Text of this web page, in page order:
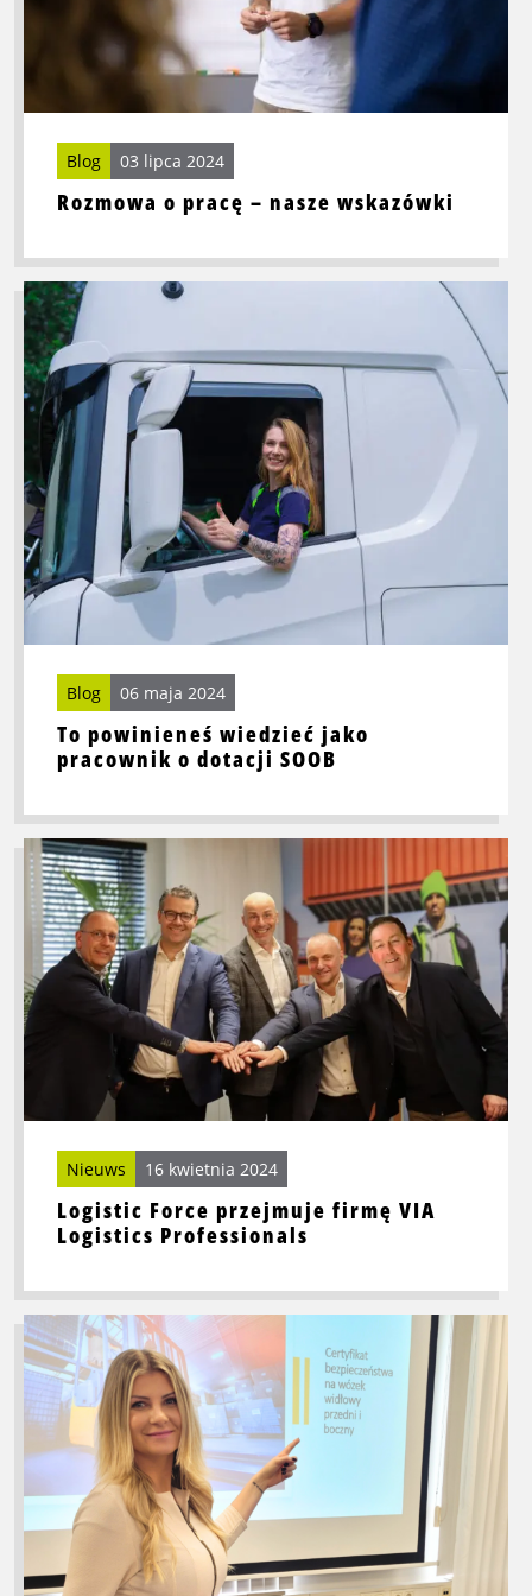
Rozmowa o pracę – nasze wskazówki
Blog 03 lipca 2024
To powinieneś wiedzieć jako
pracownik o dotacji SOOB
Blog 06 maja 2024
Przeczytaj
więcej
o
To
powinieneś
wiedzieć
jako
pracownik
o
dotacji
SOOB
Logistic Force przejmuje firmę VIA
Logistics Professionals
Nieuws 16 kwietnia 2024
Przeczytaj
więcej
o
Logistic
Force
przejmuje
firmę
Professionals
Przeczytaj
więcej
Lepsza
praca